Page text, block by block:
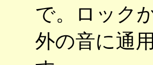
で。ロック
外の音に通